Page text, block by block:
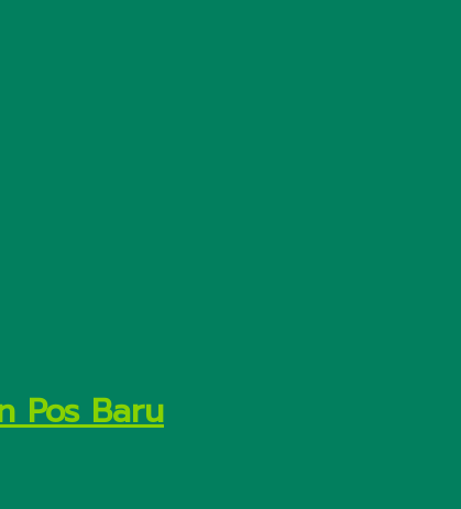
Pos Baru